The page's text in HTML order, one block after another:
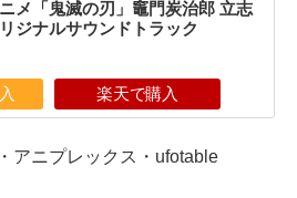
メ「鬼滅の刃」竈門炭治郎 立志
ジナルサウンドトラック
楽天で購入
アニプレックス・ufotable